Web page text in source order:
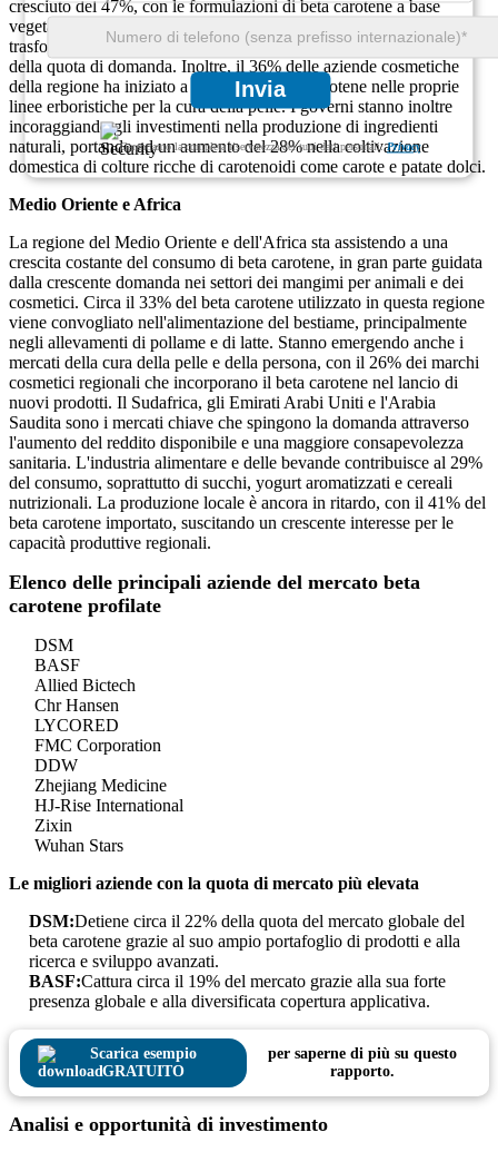
Invia
Garantiamo la completa riservatezza dei tuoi dati personali.Privacy
cresciuto del 47%, con le formulazioni di beta carotene a base
vegetale che guadagnano popolarità. La domanda di alimenti
trasformati, snack e bevande a base di latte rappresenta circa il 42%
della quota di domanda. Inoltre, il 36% delle aziende cosmetiche
della regione ha iniziato a includere il beta carotene nelle proprie
linee erboristiche per la cura della pelle. I governi stanno inoltre
incoraggiando gli investimenti nella produzione di ingredienti
naturali, portando ad un aumento del 28% nella coltivazione
domestica di colture ricche di carotenoidi come carote e patate dolci.
Medio Oriente e Africa
La regione del Medio Oriente e dell'Africa sta assistendo a una
crescita costante del consumo di beta carotene, in gran parte guidata
dalla crescente domanda nei settori dei mangimi per animali e dei
cosmetici. Circa il 33% del beta carotene utilizzato in questa regione
viene convogliato nell'alimentazione del bestiame, principalmente
negli allevamenti di pollame e di latte. Stanno emergendo anche i
mercati della cura della pelle e della persona, con il 26% dei marchi
cosmetici regionali che incorporano il beta carotene nel lancio di
nuovi prodotti. Il Sudafrica, gli Emirati Arabi Uniti e l'Arabia
Saudita sono i mercati chiave che spingono la domanda attraverso
l'aumento del reddito disponibile e una maggiore consapevolezza
sanitaria. L'industria alimentare e delle bevande contribuisce al 29%
del consumo, soprattutto di succhi, yogurt aromatizzati e cereali
nutrizionali. La produzione locale è ancora in ritardo, con il 41% del
beta carotene importato, suscitando un crescente interesse per le
capacità produttive regionali.
Elenco delle principali aziende del mercato beta
carotene profilate
DSM
BASF
Allied Bictech
Chr Hansen
LYCORED
FMC Corporation
DDW
Zhejiang Medicine
HJ-Rise International
Zixin
Wuhan Stars
Le migliori aziende con la quota di mercato più elevata
DSM:Detiene circa il 22% della quota del mercato globale del
beta carotene grazie al suo ampio portafoglio di prodotti e alla
ricerca e sviluppo avanzati.
BASF:Cattura circa il 19% del mercato grazie alla sua forte
presenza globale e alla diversificata copertura applicativa.
Scarica esempio
GRATUITO
per saperne di più su questo
rapporto.
Analisi e opportunità di investimento